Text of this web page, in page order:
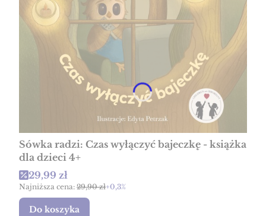
Sówka radzi: Czas wyłączyć bajeczkę - książka
dla dzieci 4+
Cena promocyjna
29,99 zł
Najniższa cena: 29,90 zł+0,3%
Do koszyka